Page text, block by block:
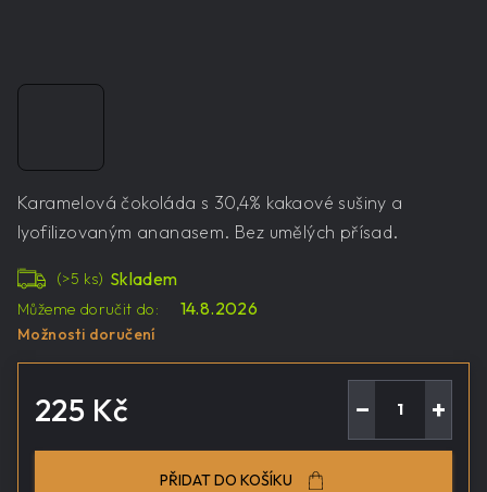
Karamelová čokoláda s 30,4% kakaové sušiny a
lyofilizovaným ananasem. Bez umělých přísad.
Skladem
(>5 ks)
Můžeme doručit do:
14.8.2026
Možnosti doručení
225 Kč +
−
PŘIDAT DO KOŠÍKU